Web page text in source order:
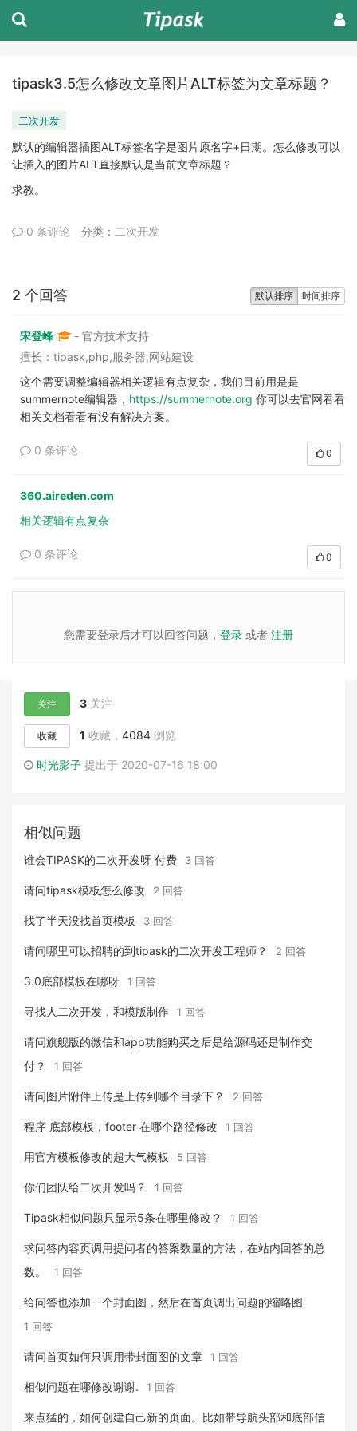
tipask3.5怎么修改文章图片ALT标签为文章标题？
二次开发
默认的编辑器插图ALT标签名字是图片原名字+日期。怎么修改可以
让插入的图片ALT直接默认是当前文章标题？
求教。
0 条评论 分类： 二次开发
默认排序 时间排序
2 个回答
宋登峰
- 官方技术支持
擅长：tipask,php,服务器,网站建设
这个需要调整编辑器相关逻辑有点复杂，我们目前用是是
summernote编辑器， https://summernote.org 你可以去官网看看
相关文档看看有没有解决方案。
0 条评论 0
360.aireden.com
相关逻辑有点复杂
0 条评论 0
您需要登录后才可以回答问题， 登录 或者 注册
关注 3 关注
收藏 1 收藏， 4084 浏览
时光影子 提出于 2020-07-16 18:00
相似问题
谁会TIPASK的二次开发呀 付费 3 回答
请问tipask模板怎么修改 2 回答
找了半天没找首页模板 3 回答
请问哪里可以招聘的到tipask的二次开发工程师？ 2 回答
3.0底部模板在哪呀 1 回答
寻找人二次开发，和模版制作 1 回答
请问旗舰版的微信和app功能购买之后是给源码还是制作交
付？
1 回答
请问图片附件上传是上传到哪个目录下？ 2 回答
程序 底部模板，footer 在哪个路径修改 1 回答
用官方模板修改的超大气模板 5 回答
你们团队给二次开发吗？ 1 回答
Tipask相似问题只显示5条在哪里修改？ 1 回答
求问答内容页调用提问者的答案数量的方法，在站内回答的总
数。
1 回答
给问答也添加一个封面图，然后在首页调出问题的缩略图
1 回答
请问首页如何只调用带封面图的文章 1 回答
相似问题在哪修改谢谢. 1 回答
来点猛的，如何创建自己新的页面。比如带导航头部和底部信